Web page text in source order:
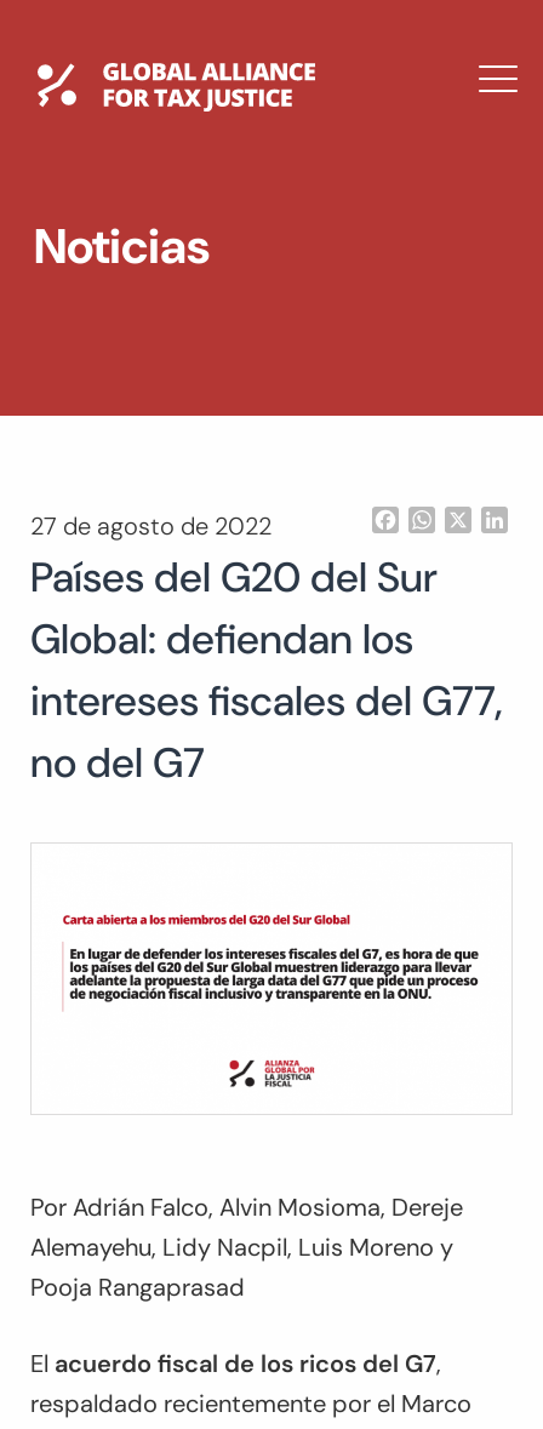
contenidoGlobal Tax Justice
DROPDOWN
Buscar:
Noticias
27 de agosto de 2022 FacebookWhatsApp
Países del G20 del Sur
Global: defiendan los
intereses fiscales del G77,
no del G7
Por Adrián Falco, Alvin Mosioma, Dereje
Alemayehu, Lidy Nacpil, Luis Moreno y
Pooja Rangaprasad
El acuerdo fiscal de los ricos del G7,
respaldado recientemente por el Marco